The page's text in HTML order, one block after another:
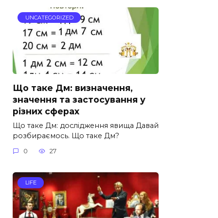
UNCATEGORIZED
Що таке Дм: визначення,
значення та застосування у
різних сферах
Що таке Дм: дослідження явища Давай
розбираємось. Що таке Дм?
0 27
LIFE